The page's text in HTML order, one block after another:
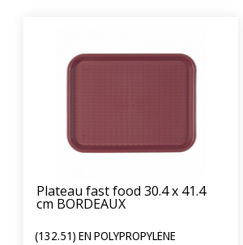
Plateau fast food 30.4 x 41.4
cm BORDEAUX
(132.51) EN POLYPROPYLÈNE